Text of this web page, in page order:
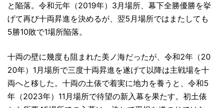
と陥落。令和元年（2019年）3月場所、幕下全勝優勝を挙
げて再び十両昇進を決めるが、翌5月場所ではまたしても
5勝10敗で1場所陥落。
十両の壁に幾度も阻まれた美ノ海だったが、令和2年（20
20年）1月場所で三度十両昇進を遂げて以降は主戦場を十
両へと移した。十両の土俵で着実に地力を養うと、令和5
年（2023年）11月場所で待望の新入幕を果たす。初土俵